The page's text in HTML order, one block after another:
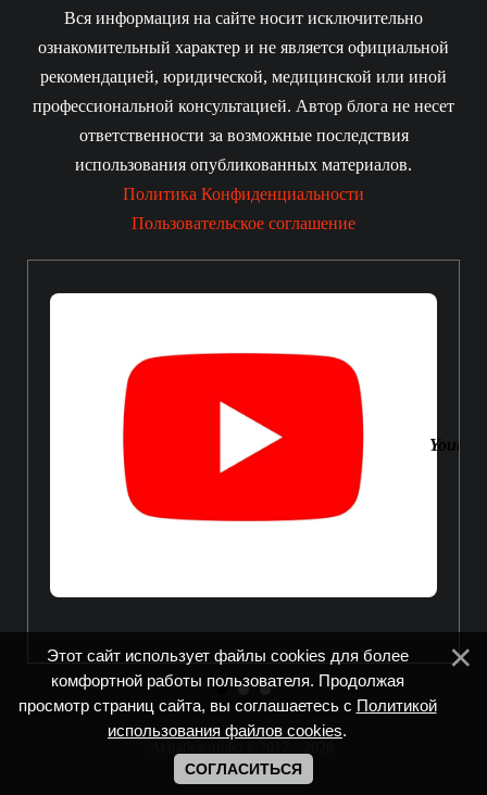
Вся информация на сайте носит исключительно
ознакомительный характер и не является официальной
рекомендацией, юридической, медицинской или иной
профессиональной консультацией. Автор блога не несет
ответственности за возможные последствия
использования опубликованных материалов.
Политика Конфиденциальности
Пользовательское соглашение
Youtube
Этот сайт использует файлы cookies для более
комфортной работы пользователя. Продолжая
просмотр страниц сайта, вы соглашаетесь с Политикой
использования файлов cookies.
СОГЛАСИТЬСЯ